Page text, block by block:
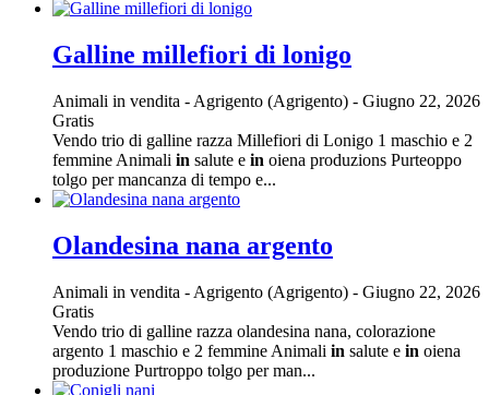
Galline millefiori di lonigo
Animali in vendita - Agrigento (Agrigento) - Giugno 22, 2026
Gratis
Vendo trio di galline razza Millefiori di Lonigo 1 maschio e 2
femmine Animali in salute e in oiena produzions Purteoppo
tolgo per mancanza di tempo e...
Olandesina nana argento
Animali in vendita - Agrigento (Agrigento) - Giugno 22, 2026
Gratis
Vendo trio di galline razza olandesina nana, colorazione
argento 1 maschio e 2 femmine Animali in salute e in oiena
produzione Purtroppo tolgo per man...